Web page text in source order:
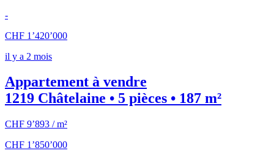
-
CHF 1’420’000
il y a 2 mois
Appartement à vendre
1219 Châtelaine • 5 pièces • 187 m²
CHF 9’893 / m²
CHF 1’850’000